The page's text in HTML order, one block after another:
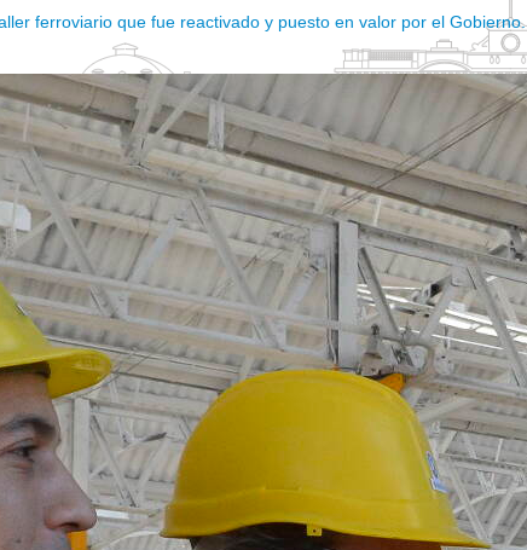
ferroviario que fue reactivado y puesto en valor por el Gobierno.